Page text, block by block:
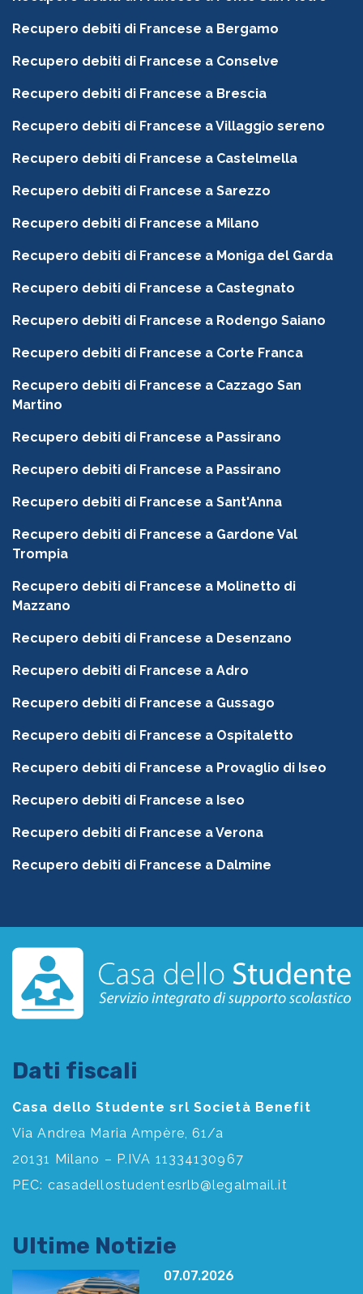
Recupero debiti di Francese a Bergamo
Recupero debiti di Francese a Conselve
Recupero debiti di Francese a Brescia
Recupero debiti di Francese a Villaggio sereno
Recupero debiti di Francese a Castelmella
Recupero debiti di Francese a Sarezzo
Recupero debiti di Francese a Milano
Recupero debiti di Francese a Moniga del Garda
Recupero debiti di Francese a Castegnato
Recupero debiti di Francese a Rodengo Saiano
Recupero debiti di Francese a Corte Franca
Recupero debiti di Francese a Cazzago San
Martino
Recupero debiti di Francese a Passirano
Recupero debiti di Francese a Passirano
Recupero debiti di Francese a Sant'Anna
Recupero debiti di Francese a Gardone Val
Trompia
Recupero debiti di Francese a Molinetto di
Mazzano
Recupero debiti di Francese a Desenzano
Recupero debiti di Francese a Adro
Recupero debiti di Francese a Gussago
Recupero debiti di Francese a Ospitaletto
Recupero debiti di Francese a Provaglio di Iseo
Recupero debiti di Francese a Iseo
Recupero debiti di Francese a Verona
Recupero debiti di Francese a Dalmine
Dati fiscali
Casa dello Studente srl Società Benefit
Via Andrea Maria Ampère, 61/a
20131 Milano – P.IVA 11334130967
PEC: casadellostudentesrlb@legalmail.it
Ultime Notizie
07.07.2026